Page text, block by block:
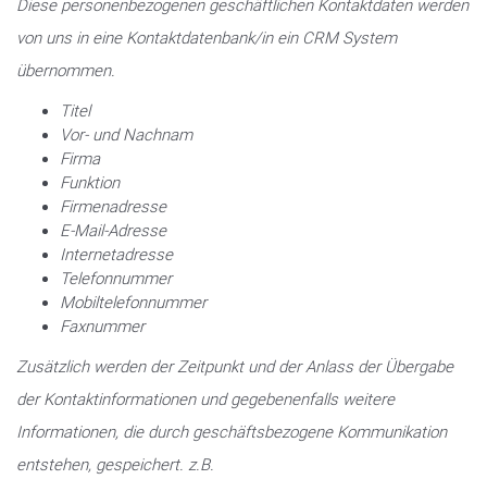
Diese personenbezogenen geschäftlichen Kontaktdaten werden
von uns in eine Kontaktdatenbank/in ein CRM System
übernommen.
Titel
Vor- und Nachnam
Firma
Funktion
Firmenadresse
E-Mail-Adresse
Internetadresse
Telefonnummer
Mobiltelefonnummer
Faxnummer
Zusätzlich werden der Zeitpunkt und der Anlass der Übergabe
der Kontaktinformationen und gegebenenfalls weitere
Informationen, die durch geschäftsbezogene Kommunikation
entstehen, gespeichert. z.B.